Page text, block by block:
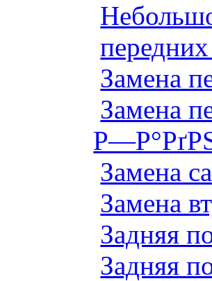
передних
Замена
Замена
Замена
Замена
Задняя
Задняя